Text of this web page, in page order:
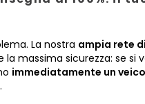
La nostra ampia rete
la massima sicurezza: se si
immediatamente un